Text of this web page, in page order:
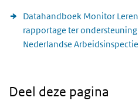
Datahandboek Monitor
rapportage ter
Nederlandse
Deel deze pagina